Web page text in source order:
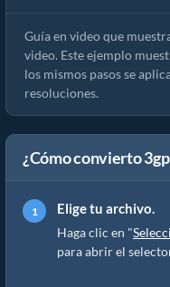
Guía en video que
video. Este ejemplo
los mismos pasos se
resoluciones.
¿Cómo convierto
Elige tu archivo.
Haga clic en "
para abrir el